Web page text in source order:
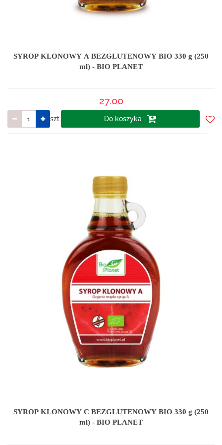
SYROP KLONOWY A BEZGLUTENOWY BIO 330 g (250
ml) - BIO PLANET
27.00
szt. Do koszyka
SYROP KLONOWY C BEZGLUTENOWY BIO 330 g (250
ml) - BIO PLANET